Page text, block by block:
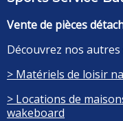
Vente de pièces
Découvrez nos autres
> Matériels de loisir
> Locations de
wakeboard